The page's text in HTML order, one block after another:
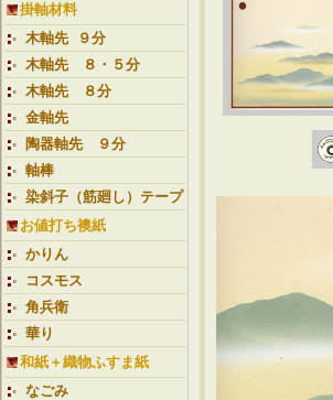
掛軸材料
木軸先 ９分
木軸先 ８・５分
木軸先 ８分
金軸先
陶器軸先 ９分
軸棒
染斜子（筋廻し）テープ
お値打ち襖紙
かりん
コスモス
角兵衛
華り
和紙＋織物ふすま紙
なごみ